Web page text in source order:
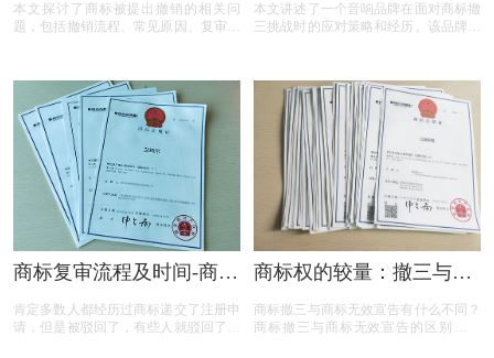
本文探讨了商标被提出撤销的相关问
题，包括撤销流程、常见原因、复审与
利人提供了全面的指导。
本文讲述了一个音响品牌在面对商标撤
三挑战时的应对策略和经历。该品牌遭
据，品牌在复审中取得胜利，维护了商
标权益。文章概述了商标撤三定义、答
辩、复审流程，以及如何通过有效的证
据和专业策略来保护商标不被撤销。
商标复审流程及时间-商标
肯定多数人都经历过商标递交了注册申
请，但是被驳回了，有些人就驳回了就
商标权的较量：撤三与无
对？
商标撤三与商标无效宣告有什么不同？
商标撤三与商标无效宣告的区别在哪